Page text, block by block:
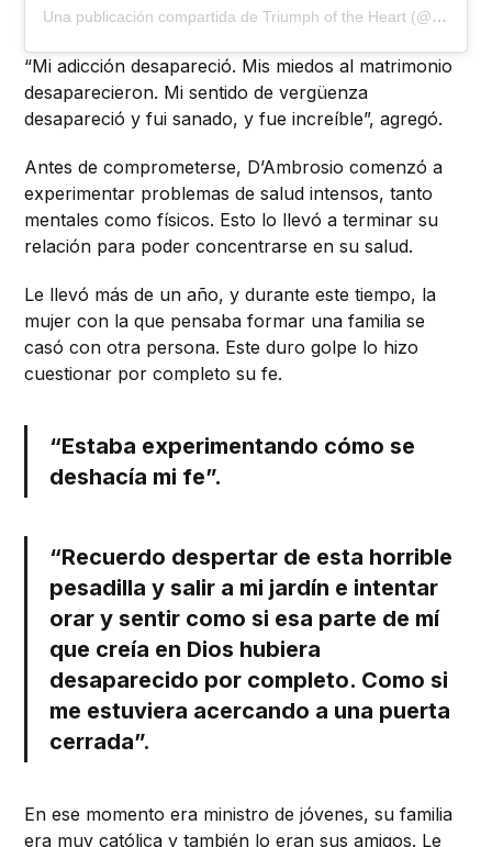
Una publicación compartida de Triumph of the Heart (@triumphoftheheart)
“Mi adicción desapareció. Mis miedos al matrimonio
desaparecieron. Mi sentido de vergüenza
desapareció y fui sanado, y fue increíble”, agregó.
Antes de comprometerse, D’Ambrosio comenzó a
experimentar problemas de salud intensos, tanto
mentales como físicos. Esto lo llevó a terminar su
relación para poder concentrarse en su salud.
Le llevó más de un año, y durante este tiempo, la
mujer con la que pensaba formar una familia se
casó con otra persona. Este duro golpe lo hizo
cuestionar por completo su fe.
“Estaba experimentando cómo se
deshacía mi fe”.
“Recuerdo despertar de esta horrible
pesadilla y salir a mi jardín e intentar
orar y sentir como si esa parte de mí
que creía en Dios hubiera
desaparecido por completo. Como si
me estuviera acercando a una puerta
cerrada”.
En ese momento era ministro de jóvenes, su familia
era muy católica y también lo eran sus amigos. Le